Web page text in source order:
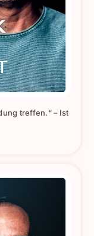
treffen.“ – Ist